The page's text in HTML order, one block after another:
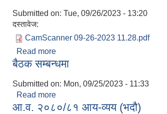
Submitted on: Tue, 09/26/2023 - 13:20
दस्तावेज:
CamScanner 09-26-2023 11.28.pdf
Read more
बैठक सम्बन्धमा
Submitted on: Mon, 09/25/2023 - 11:33
Read more
आ.व. २०८०/८१ आय-व्यय (भदौ)